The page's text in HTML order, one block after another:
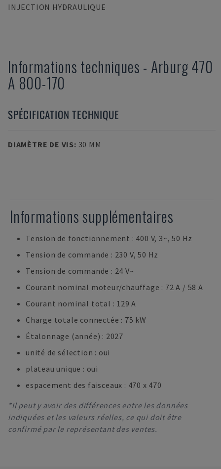
INJECTION HYDRAULIQUE
Informations techniques - Arburg470
A 800-170
SPÉCIFICATION TECHNIQUE
DIAMÈTRE DE VIS: 30 MM
Informations supplémentaires
Tension de fonctionnement : 400 V, 3~, 50 Hz
Tension de commande : 230 V, 50 Hz
Tension de commande : 24 V~
Courant nominal moteur/chauffage : 72 A / 58 A
Courant nominal total : 129 A
Charge totale connectée : 75 kW
Étalonnage (année) : 2027
unité de sélection : oui
plateau unique : oui
espacement des faisceaux : 470 x 470
*Il peut y avoir des différences entre les données
indiquées et les valeurs réelles, ce qui doit être
confirmé par le représentant des ventes.